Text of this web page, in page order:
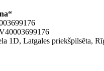
1D, Latgales priekšpilsēta,